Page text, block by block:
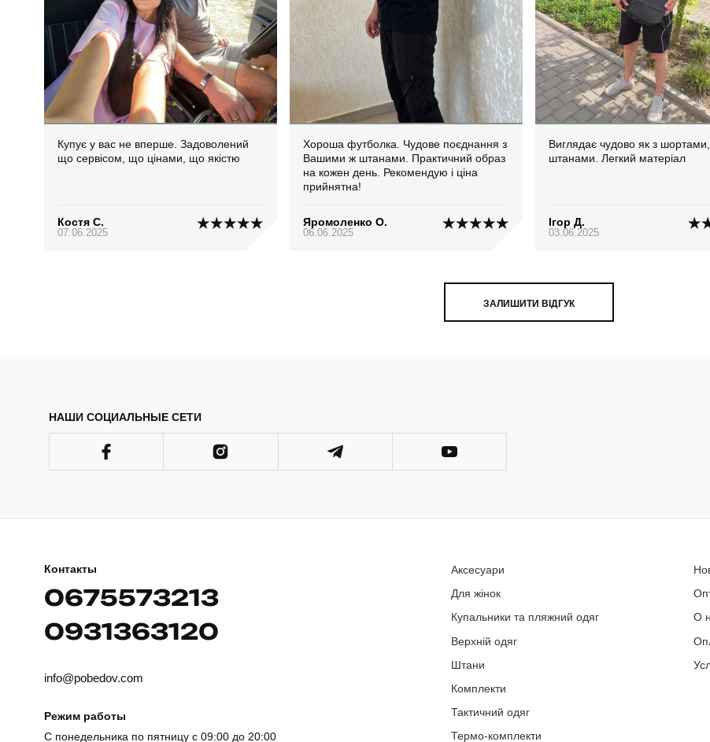
Купує у вас не вперше. Задоволений
що сервісом, що цінами, що якістю
Костя С.
07.06.2025
Хороша футболка. Чудове поєднання з
Вашими ж штанами. Практичний образ
на кожен день. Рекомендую і ціна
прийнятна!
Яромоленко О.
06.06.2025
Виглядає чудово як з шортами,
штанами. Легкий матеріал
Ігор Д.
03.06.2025
ЗАЛИШИТИ ВІДГУК
НАШИ СОЦИАЛЬНЫЕ СЕТИ
Контакты
0675573213
0931363120
info@pobedov.com
Режим работы
С понедельника по пятницу с 09:00 до 20:00
Аксесуари
Для жінок
Купальники та пляжний одяг
Верхній одяг
Штани
Комплекти
Тактичний одяг
Термо-комплекти
О